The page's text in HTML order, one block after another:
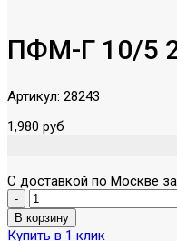
ПФМ-Г 10/5
Артикул: 28243
1,980 руб
С доставкой по Москве за
Купить в 1 клик